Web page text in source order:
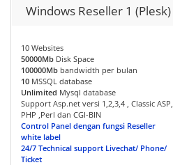
Windows Reseller 1 (Plesk)
10 Websites
50000Mb Disk Space
100000Mb bandwidth per bulan
10 MSSQL database
Unlimited Mysql database
Support Asp.net versi 1,2,3,4 , Classic ASP,
PHP ,Perl dan CGI-BIN
Control Panel dengan fungsi Reseller
white label
24/7 Technical support Livechat/ Phone/
Ticket